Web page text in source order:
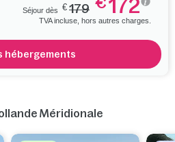
Séjour dès € 179 172
TVA incluse, hors autres charges.
hébergements
Méridionale